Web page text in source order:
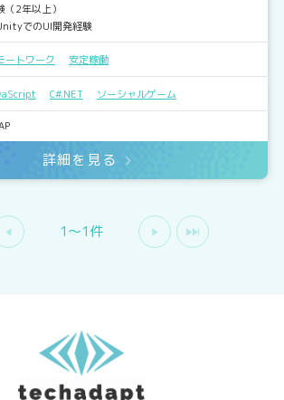
（2年以上）
でのUI開発経験
ートワーク 安定稼働
C#.NET ソーシャルゲーム
詳細を見る
1〜1件